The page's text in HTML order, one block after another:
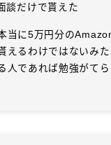
談だけで貰えた
当に5万円分の
えるわけではないみ
人であれば勉強がて